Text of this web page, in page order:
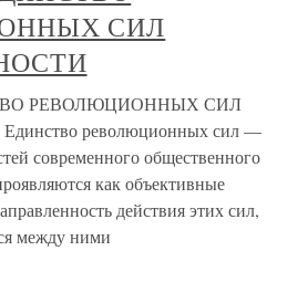
СИЛ
РЕВОЛЮЦИОННЫХ СИЛ
революционных сил —
современного общественного
как объективные
действия этих сил,
между ними